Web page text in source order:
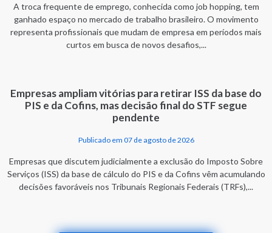
A troca frequente de emprego, conhecida como job hopping, tem
ganhado espaço no mercado de trabalho brasileiro. O movimento
representa profissionais que mudam de empresa em períodos mais
curtos em busca de novos desafios,...
Empresas ampliam vitórias para retirar ISS da base do
PIS e da Cofins, mas decisão final do STF segue
pendente
Publicado em 07 de agosto de 2026
Empresas que discutem judicialmente a exclusão do Imposto Sobre
Serviços (ISS) da base de cálculo do PIS e da Cofins vêm acumulando
decisões favoráveis nos Tribunais Regionais Federais (TRFs),...